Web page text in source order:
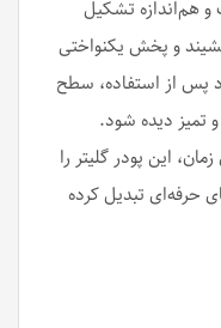
و هم‌اندازه تشکیل
و پخش یکنواختی
پس از استفاده، سطح
دیده شود.
این پودر گلیتر را
حرفه‌ای تبدیل کرده